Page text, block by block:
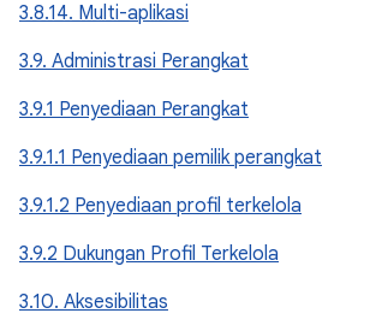
3.8.14. Multi-aplikasi
3.9. Administrasi Perangkat
3.9.1 Penyediaan Perangkat
3.9.1.1 Penyediaan pemilik perangkat
3.9.1.2 Penyediaan profil terkelola
3.9.2 Dukungan Profil Terkelola
3.10. Aksesibilitas